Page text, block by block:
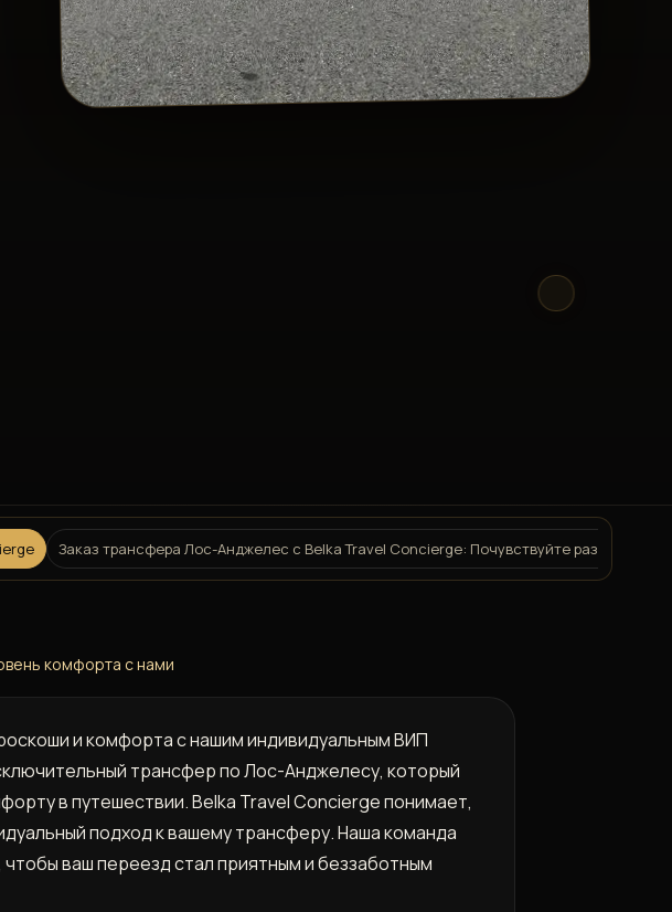
Заказ трансфера Лос-Анджелес с Belka Travel Concierge: Почувствуйте разницу
комфорта с нами
и комфорта с нашим индивидуальным ВИП
трансфер по Лос-Анджелесу, который
в путешествии. Belka Travel Concierge понимает,
подход к вашему трансферу. Наша команда
ваш переезд стал приятным и беззаботным